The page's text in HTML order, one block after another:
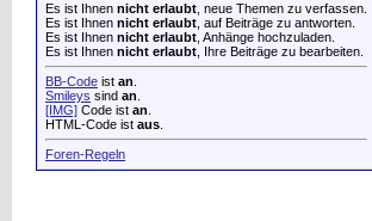
Es ist Ihnen nicht erlaubt , neue Themen zu verfassen.
Es ist Ihnen nicht erlaubt , auf Beiträge zu antworten.
Es ist Ihnen nicht erlaubt , Anhänge hochzuladen.
Es ist Ihnen nicht erlaubt , Ihre Beiträge zu bearbeiten.
BB-Code ist an
Smileys sind an
[IMG] Code ist an
HTML-Code ist aus
Foren-Regeln